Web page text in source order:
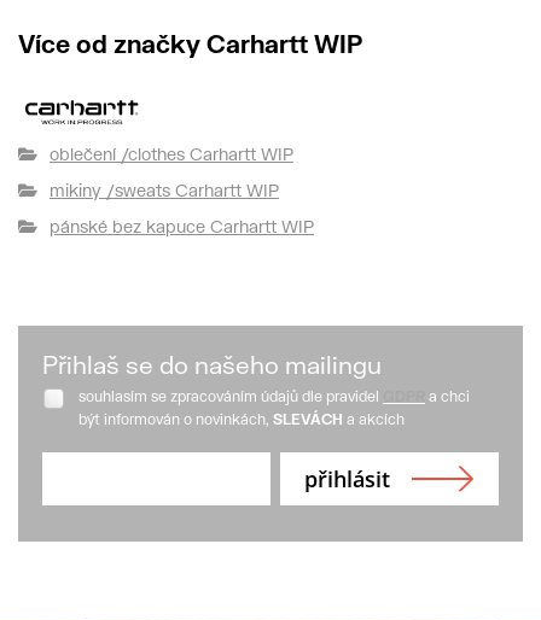
Více od značky Carhartt WIP
oblečení /clothes Carhartt WIP
mikiny /sweats Carhartt WIP
pánské bez kapuce Carhartt WIP
Přihlaš se do našeho mailingu
souhlasím se zpracováním údajů dle pravidel
a chci
být informován o novinkách, SLEVÁCH a akcích